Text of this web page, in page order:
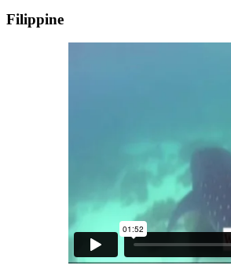
Filippine